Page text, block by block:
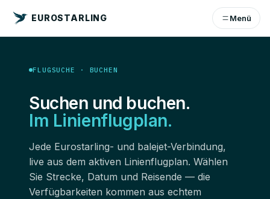
EUROSTARLING Menü
FLUGSUCHE · BUCHEN
Suchen und buchen.
Im Linienflugplan.
Jede Eurostarling- und balejet-Verbindung,
live aus dem aktiven Linienflugplan. Wählen
Sie Strecke, Datum und Reisende — die
Verfügbarkeiten kommen aus echtem